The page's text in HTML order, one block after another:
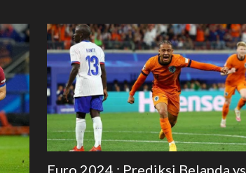
Euro 2024 : Prediksi Belanda vs